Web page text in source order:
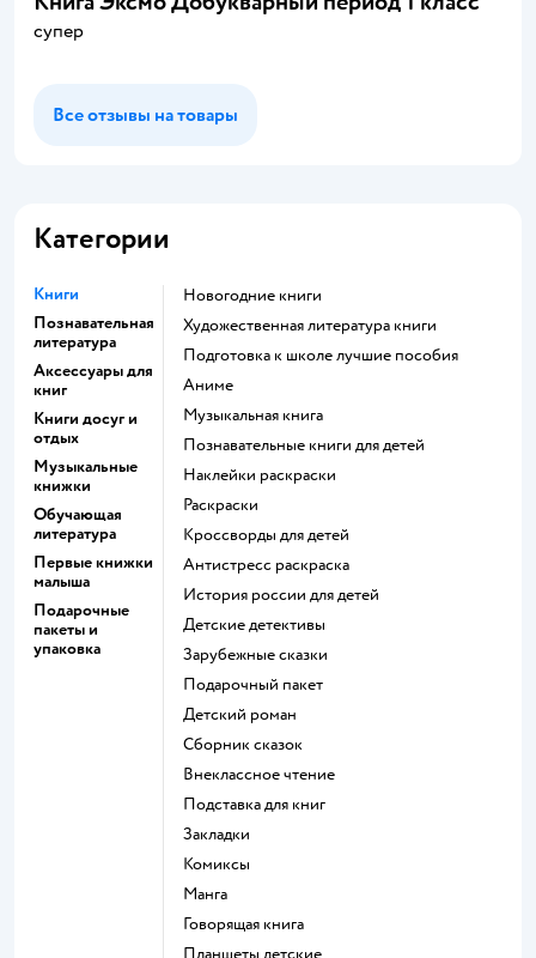
супер
Все отзывы на товары
Категории
Книги
Познавательная
литература
Аксессуары для
книг
Книги досуг и
отдых
Музыкальные
книжки
Обучающая
литература
Первые книжки
малыша
Подарочные
пакеты и
упаковка
новогодние книги
художественная литература книги
подготовка к школе лучшие пособия
Аниме
музыкальная книга
познавательные книги для детей
наклейки раскраски
раскраски
кроссворды для детей
антистресс раскраска
история россии для детей
детские детективы
зарубежные сказки
подарочный пакет
детский роман
сборник сказок
внеклассное чтение
подставка для книг
закладки
комиксы
манга
говорящая книга
Планшеты детские